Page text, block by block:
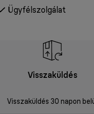
Ügyfélszolgálat
Visszaküldés
Visszaküldés 30 napon